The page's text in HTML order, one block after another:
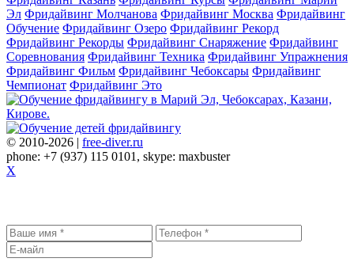
Эл Фридайвинг Молчанова Фридайвинг Москва Фридайвинг
Обучение Фридайвинг Озеро Фридайвинг Рекорд
Фридайвинг Рекорды Фридайвинг Снаряжение Фридайвинг
Соревнования Фридайвинг Техника Фридайвинг Упражнения
Фридайвинг Фильм Фридайвинг Чебоксары Фридайвинг
Чемпионат Фридайвинг Это
© 2010-2026 | free-diver.ru
phone: +7 (937) 115 0101, skype: maxbuster
X